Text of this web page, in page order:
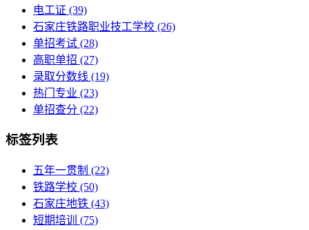
电工证 (39)
石家庄铁路职业技工学校 (26)
单招考试 (28)
高职单招 (27)
录取分数线 (19)
热门专业 (23)
单招查分 (22)
标签列表
五年一贯制 (22)
铁路学校 (50)
石家庄地铁 (43)
短期培训
(75)